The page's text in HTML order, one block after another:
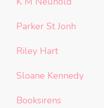
Parker St Jonh
Riley Hart
Sloane Kennedy
Booksirens